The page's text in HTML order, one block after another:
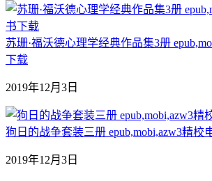
苏珊·福沃德心理学经典作品集3册
下载
2019年12月3日
狗日的战争套装三册 epub,mobi,azw3精校
2019年12月3日